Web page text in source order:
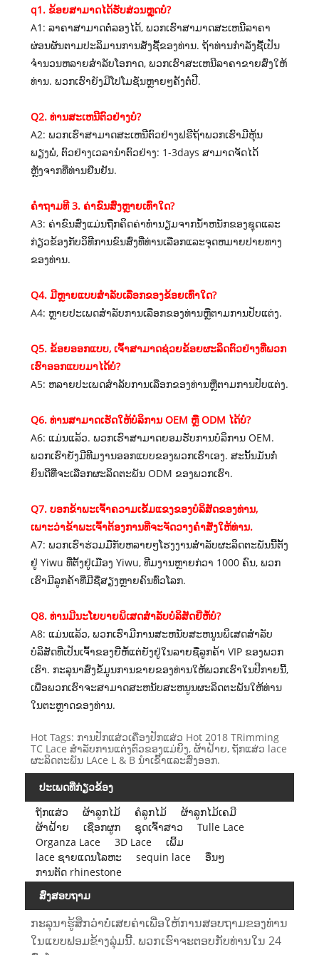
q1. ຂ້ອຍສາມາດໄດ້ຮັບສ່ວນຫຼຸດບໍ?
A1: ລາຄາສາມາດຕໍ່ລອງໄດ້, ພວກເຮົາສາມາດສະເຫນີລາຄາ
ຜ່ອນຜັນຕາມປະລິມານການສັ່ງຊື້ຂອງທ່ານ. ຖ້າທ່ານກໍາລັງຊື້ເປັນ
ຈໍານວນຫລາຍສໍາລັບໂອກາດ, ພວກເຮົາສະເຫນີລາຄາຂາຍສົ່ງໃຫ້
ທ່ານ. ພວກເຮົາຍັງມີໂປໂມຊັ່ນຫຼາຍໆຄັ້ງຕໍ່ປີ.
Q2. ທ່ານສະເຫນີຕົວຢ່າງບໍ?
A2: ພວກເຮົາສາມາດສະເຫນີຕົວຢ່າງຟຣີຖ້າພວກເຮົາມີຫຸ້ນ
ພຽງພໍ, ຕົວຢ່າງເວລານໍາຕົວຢ່າງ: 1-3days ສາມາດຈັດໄດ້
ຫຼັງຈາກທີ່ທ່ານຢືນຢັນ.
ຄໍາຖາມທີ 3. ຄ່າຂົນສົ່ງຫຼາຍເທົ່າໃດ?
A3: ຄ່າຂົນສົ່ງແມ່ນຖືກຄິດຄ່າທໍານຽມຈາກນ້ໍາຫນັກຂອງຊຸດແລະ
ກ່ຽວຂ້ອງກັບວິທີການຂົນສົ່ງທີ່ທ່ານເລືອກແລະຈຸດຫມາຍປາຍທາງ
ຂອງທ່ານ.
Q4. ມີຫຼາຍແບບສໍາລັບເລືອກຂອງຂ້ອຍເທົ່າໃດ?
A4: ຫຼາຍປະເພດສໍາລັບການເລືອກຂອງທ່ານຫຼືຕາມການປັບແຕ່ງ.
Q5. ຂ້ອຍອອກແບບ, ເຈົ້າສາມາດຊ່ວຍຂ້ອຍຜະລິດຕົວຢ່າງທີ່ພວກ
ເຮົາອອກແບບມາໄດ້ບໍ?
A5: ຫລາຍປະເພດສໍາລັບການເລືອກຂອງທ່ານຫຼືຕາມການປັບແຕ່ງ.
Q6. ທ່ານສາມາດເຮັດໃຫ້ບໍລິການ OEM ຫຼື ODM ໄດ້ບໍ?
A6: ແມ່ນແລ້ວ. ພວກເຮົາສາມາດຍອມຮັບການບໍລິການ OEM.
ພວກເຮົາຍັງມີທີມງານອອກແບບຂອງພວກເຮົາເອງ. ສະນັ້ນມັນກໍ່
ຍິນດີທີ່ຈະເລືອກຜະລິດຕະພັນ ODM ຂອງພວກເຮົາ.
Q7. ບອກຂ້າພະເຈົ້າຄວາມເຂັ້ມແຂງຂອງບໍລິສັດຂອງທ່ານ,
ເພາະວ່າຂ້າພະເຈົ້າຕ້ອງການທີ່ຈະຈັດວາງຄໍາສັ່ງໃຫ້ທ່ານ.
A7: ພວກເຮົາຮ່ວມມືກັບຫລາຍໆໂຮງງານສໍາລັບຜະລິດຕະພັນນີ້ຕັ້ງ
ຢູ່ Yiwu ທີ່ຕັ້ງຢູ່ເມືອງ Yiwu, ທີມງານຫຼາຍກ່ວາ 1000 ຄົນ, ພວກ
ເຮົາມີລູກຄ້າທີ່ມີຊື່ສຽງຫຼາຍຄົນທົ່ວໂລກ.
Q8. ທ່ານມີນະໂຍບາຍພິເສດສໍາລັບບໍລິສັດຍີ່ຫໍ້ບໍ?
A8: ແມ່ນແລ້ວ, ພວກເຮົາມີການສະຫນັບສະຫນູນພິເສດສໍາລັບ
ບໍລິສັດທີ່ເປັນເຈົ້າຂອງຍີ່ຫໍ້ແຕ່ຍັງຢູ່ໃນລາຍຊື່ລູກຄ້າ VIP ຂອງພວກ
ເຮົາ. ກະລຸນາສົ່ງຂໍ້ມູນການຂາຍຂອງທ່ານໃຫ້ພວກເຮົາໃນປີກາຍນີ້,
ເພື່ອພວກເຮົາຈະສາມາດສະຫນັບສະຫນູນຜະລິດຕະພັນໃຫ້ທ່ານ
ໃນຕະຫຼາດຂອງທ່ານ.
Hot Tags: ການປັກແສ່ວເຄື່ອງປັກແສ່ວ Hot 2018 TRimming
TC Lace ສໍາລັບການແຕ່ງຕົວຂອງແມ່ຍິງ, ຜ້າຝ້າຍ, ຖັກແສ່ວ lace
ຜະລິດຕະພັນ LAce L & B ນໍາເຂົ້າແລະສົ່ງອອກ.
ປະເພດທີ່ກ່ຽວຂ້ອງ
ຖັກແສ່ວ
ຜ້າລູກໄມ້ ຄໍລູກໄມ້
ຜ້າລູກໄມ້ເຄມີ
ຜ້າຝ້າຍ
ເຊືອກຜູກ ຊຸດເຈົ້າສາວ
Tulle Lace
Organza Lace
3D Lace
ເພີ້ມ
lace ຊາຍແດນໂລຫະ
sequin lace
ອື່ນໆ
ການຕັດ rhinestone
ສົ່ງສອບຖາມ
ກະລຸນາຮູ້ສຶກວ່າບໍ່ເສຍຄ່າເພື່ອໃຫ້ການສອບຖາມຂອງທ່ານ
ໃນແບບຟອມຂ້າງລຸ່ມນີ້. ພວກເຮົາຈະຕອບກັບທ່ານໃນ 24